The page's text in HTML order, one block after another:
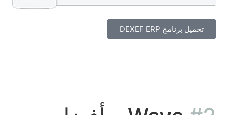
تحميل برنامج DEXEF ERP